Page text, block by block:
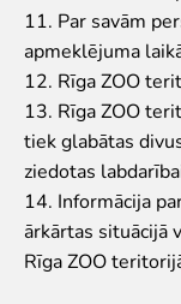
11. Par savām
apmeklējuma
12. Rīga ZOO
13. Rīga ZOO
tiek glabātas
ziedotas
14. Informācija
ārkārtas situācijā
Rīga ZOO